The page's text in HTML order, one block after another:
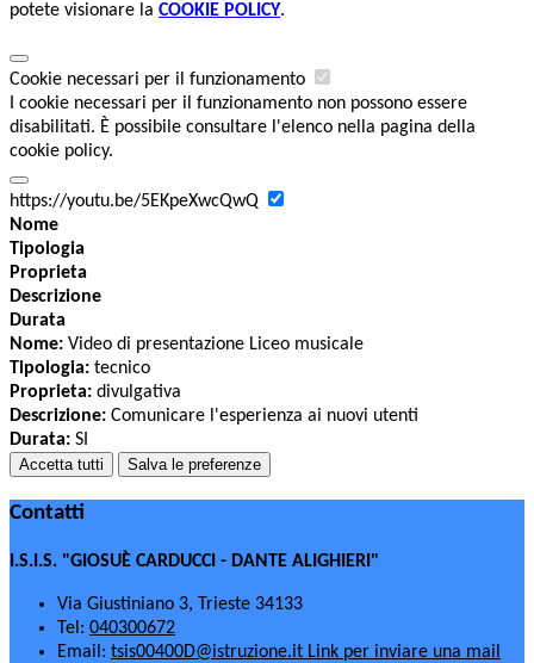
potete visionare la COOKIE POLICY.
Cookie necessari per il funzionamento
I cookie necessari per il funzionamento non possono essere
disabilitati. È possibile consultare l'elenco nella pagina della
cookie policy.
https://youtu.be/5EKpeXwcQwQ
Nome
Tipologia
Proprieta
Descrizione
Durata
Nome: Video di presentazione Liceo musicale
Tipologia: tecnico
Proprieta: divulgativa
Descrizione: Comunicare l'esperienza ai nuovi utenti
Durata: SI
Accetta tutti Salva le preferenze
Contatti
I.S.I.S. "GIOSUÈ CARDUCCI - DANTE ALIGHIERI"
Via Giustiniano 3, Trieste 34133
Tel: 040300672
Email: tsis00400D@istruzione.it Link per inviare una mail